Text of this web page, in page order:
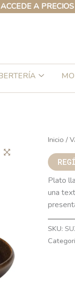
PRECIOS
Inicio /
Plato
una
SKU: